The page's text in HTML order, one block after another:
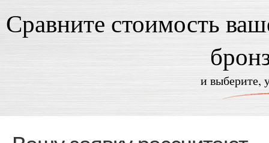
Сравните стоимость
и выберите,